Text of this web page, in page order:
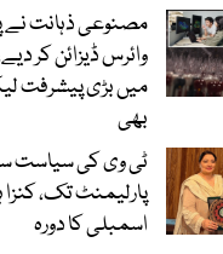
مصنوعی ذہانت نے
وائرس ڈیزائن کر
میں بڑی پیشرفت
بھی
ٹی وی کی سیاست
پارلیمنٹ تک،
اسمبلی کا دورہ